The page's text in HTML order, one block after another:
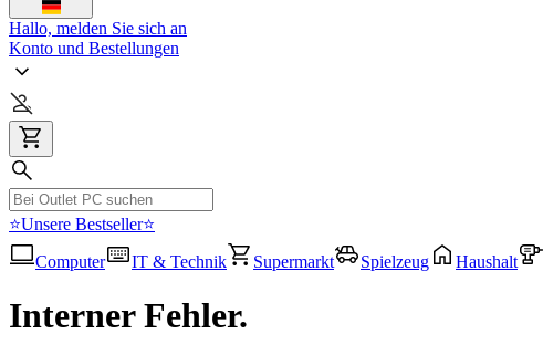
Hallo, melden Sie sich an
Konto und Bestellungen
⭐Unsere Bestseller⭐
Computer
IT & Technik Supermarkt Spielzeug Haushalt
Interner Fehler.